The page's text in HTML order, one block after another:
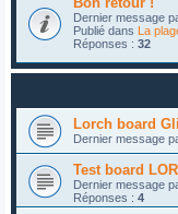
Dernier message
Publié dans La
Réponses : 32
Lorch board
Dernier message
Test board
Dernier message
Réponses : 4